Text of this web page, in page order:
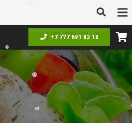
❅
+7 777 691 83 10